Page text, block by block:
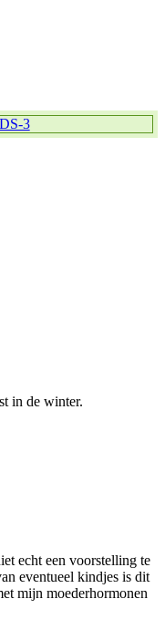
in de winter.
echt een voorstelling te
eventueel kindjes is dit
mijn moederhormonen